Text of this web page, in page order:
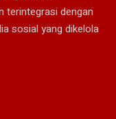
terintegrasi dengan
sosial yang dikelola